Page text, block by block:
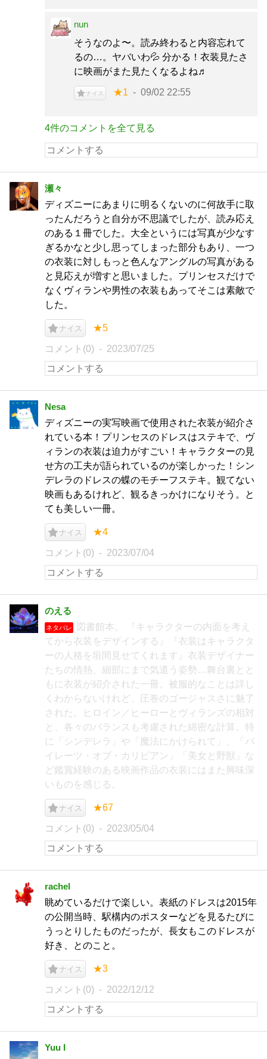
nun
そうなのよ〜。読み終わると内容忘れて
るの…。ヤバいわ💦 分かる！衣装見たさ
に映画がまた見たくなるよね♬
ナイス ★1 09/02 22:55
4件のコメントを全て見る
瀬々
ディズニーにあまりに明るくないのに何故手に取
ったんだろうと自分が不思議でしたが、読み応え
のある１冊でした。大全というには写真が少なす
ぎるかなと少し思ってしまった部分もあり、一つ
の衣装に対しもっと色んなアングルの写真がある
と見応えが増すと思いました。プリンセスだけで
なくヴィランや男性の衣装もあってそこは素敵で
した。
ナイス ★5
コメント(0) 2023/07/25
Nesa
ディズニーの実写映画で使用された衣装が紹介さ
れている本！プリンセスのドレスはステキで、ヴ
ィランの衣装は迫力がすごい！キャラクターの見
せ方の工夫が語られているのが楽しかった！シン
デレラのドレスの蝶のモチーフステキ。観てない
映画もあるけれど、観るきっかけになりそう。と
ても美しい一冊。
ナイス ★4
コメント(0) 2023/07/04
のえる
ネタバレ
図書館本。 『キャラクターの内面を考え
てから衣装をデザインする』『衣装はキャラクタ
ーの人格を垣間見せてくれます』衣装デザイナー
たちの情熱、細部にまで気遣う姿勢…舞台裏とと
もに衣装が紹介された一冊。被服的なことは詳し
くわからないけれど、圧巻のゴージャスさに魅了
された。ヒロイン／ヒーローとヴィランズの相対
と、各々のバランスも考慮された綿密な計算。特
に「シンデレラ」や「魔法にかけられて」、「パ
イレーツ・オブ・カリビアン」「美女と野獣」な
ど鑑賞経験のある映画作品の衣装にはまた興味深
いものを感じる。
ナイス ★67
コメント(0) 2023/05/04
rachel
眺めているだけで楽しい。表紙のドレスは2015年
の公開当時、駅構内のポスターなどを見るたびに
うっとりしたものだったが、長女もこのドレスが
好き、とのこと。
ナイス ★3
コメント(0) 2022/12/12
Yuu I